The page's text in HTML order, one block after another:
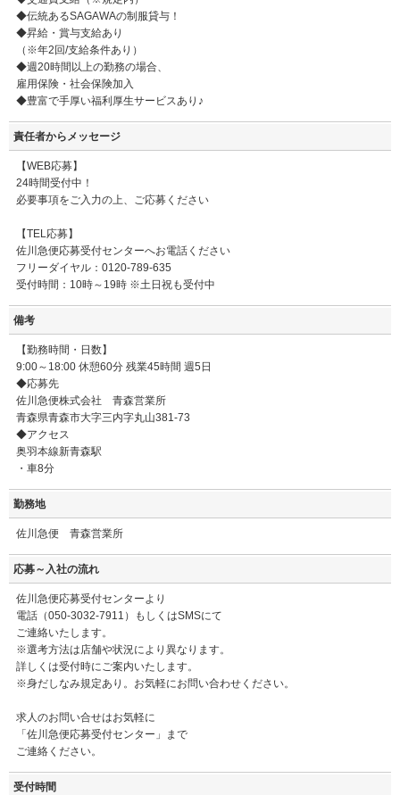
◆伝統あるSAGAWAの制服貸与！
◆昇給・賞与支給あり
（※年2回/支給条件あり）
◆週20時間以上の勤務の場合、
雇用保険・社会保険加入
◆豊富で手厚い福利厚生サービスあり♪
責任者からメッセージ
【WEB応募】
24時間受付中！
必要事項をご入力の上、ご応募ください
【TEL応募】
佐川急便応募受付センターへお電話ください
フリーダイヤル：0120-789-635
受付時間：10時～19時 ※土日祝も受付中
備考
【勤務時間・日数】
9:00～18:00 休憩60分 残業45時間 週5日
◆応募先
佐川急便株式会社 青森営業所
青森県青森市大字三内字丸山381-73
◆アクセス
奥羽本線新青森駅
・車8分
勤務地
佐川急便 青森営業所
応募～入社の流れ
佐川急便応募受付センターより
電話（050-3032-7911）もしくはSMSにて
ご連絡いたします。
※選考方法は店舗や状況により異なります。
詳しくは受付時にご案内いたします。
※身だしなみ規定あり。お気軽にお問い合わせください。
求人のお問い合せはお気軽に
「佐川急便応募受付センター」まで
ご連絡ください。
受付時間